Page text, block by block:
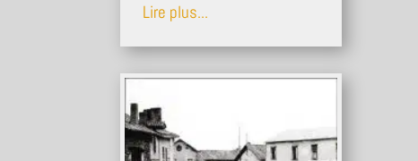
Lire plus...